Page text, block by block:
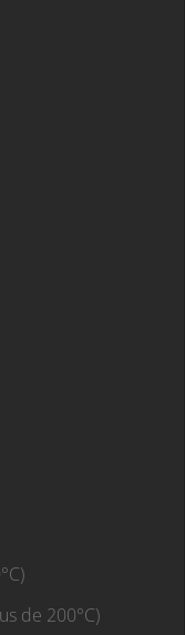
de 200°C)